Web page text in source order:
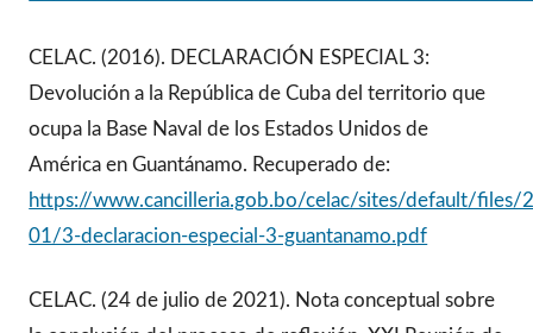
CELAC. (2016). DECLARACIÓN ESPECIAL 3:
Devolución a la República de Cuba del territorio que
ocupa la Base Naval de los Estados Unidos de
América en Guantánamo. Recuperado de:
https://www.cancilleria.gob.bo/celac/sites/default/files/
01/3-declaracion-especial-3-guantanamo.pdf
CELAC. (24 de julio de 2021). Nota conceptual sobre